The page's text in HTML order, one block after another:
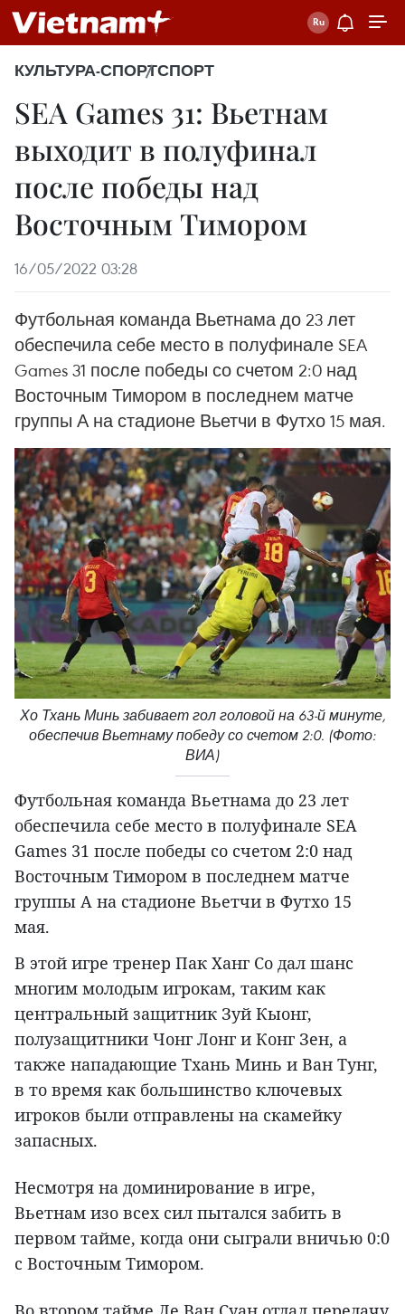
КУЛЬТУРА-СПОРТСПОРТ
SEA Games 31: Вьетнам
выходит в полуфинал
после победы над
Восточным Тимором
16/05/2022 03:28
Футбольная команда Вьетнама до 23 лет
обеспечила себе место в полуфинале SEA
Games 31 после победы со счетом 2:0 над
Восточным Тимором в последнем матче
группы А на стадионе Вьетчи в Футхо 15 мая.
Хо Тхань Минь забивает гол головой на 63-й минуте,
обеспечив Вьетнаму победу со счетом 2:0. (Фото:
ВИА)
Футбольная команда Вьетнама до 23 лет
обеспечила себе место в полуфинале SEA
Games 31 после победы со счетом 2:0 над
Восточным Тимором в последнем матче
группы А на стадионе Вьетчи в Футхо 15
мая.
В этой игре тренер Пак Ханг Со дал шанс
многим молодым игрокам, таким как
центральный защитник Зуй Кыонг,
полузащитники Чонг Лонг и Конг Зен, а
также нападающие Тхань Минь и Ван Тунг,
в то время как большинство ключевых
игроков были отправлены на скамейку
запасных.
Несмотря на доминирование в игре,
Вьетнам изо всех сил пытался забить в
первом тайме, когда они сыграли вничью 0:0
с Восточным Тимором.